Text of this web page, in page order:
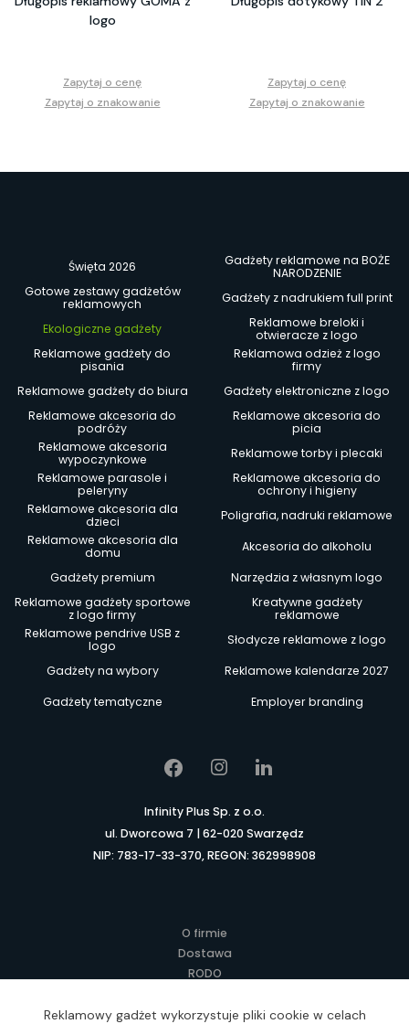
logo
Zapytaj o cenę
Zapytaj o znakowanie
Zapytaj o cenę
Zapytaj o znakowanie
Święta 2026
Gadżety reklamowe na BOŻE
NARODZENIE
Gotowe zestawy gadżetów
reklamowych
Gadżety z nadrukiem full print
Ekologiczne gadżety
Reklamowe breloki i
otwieracze z logo
Reklamowe gadżety do
pisania
Reklamowa odzież z logo
firmy
Reklamowe gadżety do biura
Gadżety elektroniczne z logo
Reklamowe akcesoria do
podróży
Reklamowe akcesoria do
picia
Reklamowe akcesoria
wypoczynkowe
Reklamowe torby i plecaki
Reklamowe parasole i
peleryny
Reklamowe akcesoria do
ochrony i higieny
Reklamowe akcesoria dla
dzieci
Poligrafia, nadruki reklamowe
Reklamowe akcesoria dla
domu
Akcesoria do alkoholu
Gadżety premium
Narzędzia z własnym logo
Reklamowe gadżety sportowe
z logo firmy
Kreatywne gadżety
reklamowe
Reklamowe pendrive USB z
logo
Słodycze reklamowe z logo
Gadżety na wybory
Reklamowe kalendarze 2027
Gadżety tematyczne
Employer branding
Infinity Plus Sp. z o.o.
ul. Dworcowa 7 | 62-020 Swarzędz
NIP: 783-17-33-370, REGON: 362998908
O firmie
Dostawa
RODO
Regulamin
Reklamowy gadżet wykorzystuje pliki cookie w celach